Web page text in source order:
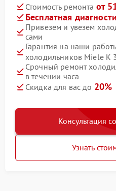
Стоимость ремонта от
Бесплатная
Привезем и увезем
сами
Гарантия на наши
холодильников Miele K
Срочный ремонт
в течении часа
Скидка для вас до 20%
Консультация
Узнать